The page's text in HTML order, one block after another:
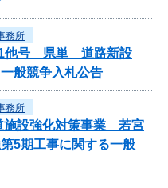
務所
1他号 県単 道路新設
般競争入札公告
務所
施設強化対策事業 若宮
5期工事に関する一般